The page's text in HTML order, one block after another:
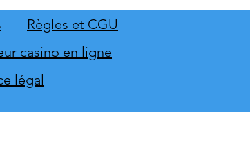
Règles et CGU
casino en ligne
légal